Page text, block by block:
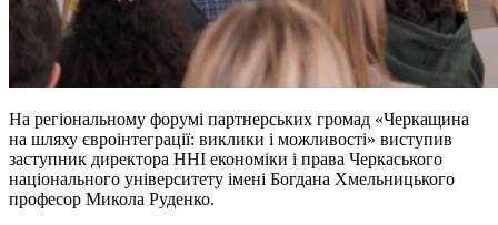
На регіональному форумі партнерських громад «Черкащина
на шляху євроінтеграції: виклики і можливості» виступив
заступник директора ННІ економіки і права Черкаського
національного університету імені Богдана Хмельницького
професор Микола Руденко.